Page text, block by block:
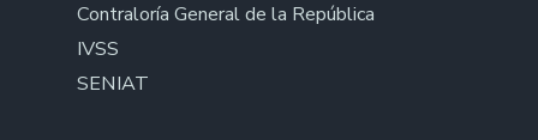
Contraloría General de la República
IVSS
SENIAT